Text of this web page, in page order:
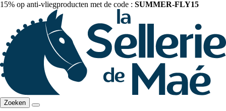
15% op anti-vliegproducten met de code : SUMMER-FLY15
Zoeken